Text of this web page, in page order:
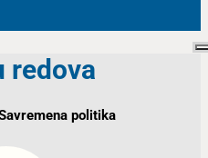
redova
politika